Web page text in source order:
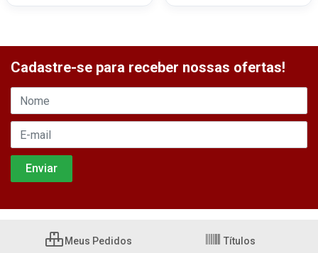
Cadastre-se para receber nossas ofertas!
Meus Pedidos Títulos